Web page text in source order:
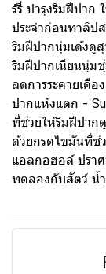
ร์รี่ บำรุงริมฝีปาก
ประจำก่อนทาลิป
ริมฝีปากนุ่มเด้งดู
ริมฝีปากเนียนนุ่ม
ลดการระคายเคื
ปากแห้งแตก -
ที่ช่วยให้ริมฝีปาก
ด้วยกรดไขมันที่ช่
แอลกอฮอล์ ปรา
ทดลองกับสัตว์ น้